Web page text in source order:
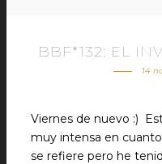
BBF*132: EL
14
Viernes de nuevo :)
muy intensa en
se refiere pero he